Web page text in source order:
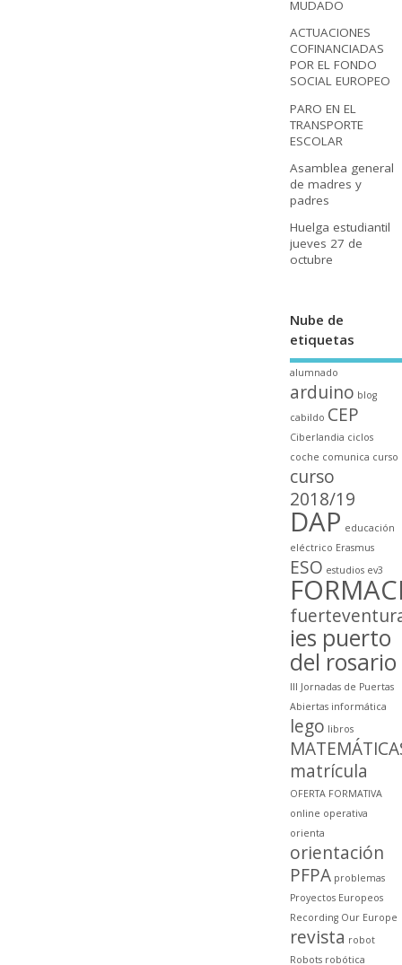
MUDADO
ACTUACIONES
COFINANCIADAS
POR EL FONDO
SOCIAL EUROPEO
PARO EN EL
TRANSPORTE
ESCOLAR
Asamblea general
de madres y
padres
Huelga estudiantil
jueves 27 de
octubre
Nube de
etiquetas
alumnado
arduino blog
cabildo CEP
Ciberlandia ciclos
coche comunica curso
curso
2018/19
DAP educación
eléctrico Erasmus
ESO estudios ev3
ies puerto
del rosario
III Jornadas de Puertas
Abiertas informática
lego libros
matrícula
OFERTA FORMATIVA
online operativa
orienta
orientación
PFPA problemas
Proyectos Europeos
Recording Our Europe
revista robot
Robots robótica